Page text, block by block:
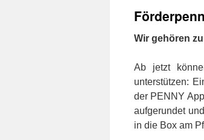
Wir gehören
Ab jetzt
unterstützen:
der PENNY
aufgerundet
in die Box am